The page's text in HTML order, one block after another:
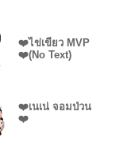
❤️ไข่เขียว MVP
❤️(No Text)
❤️เนเน่ จอมป่วน
❤️